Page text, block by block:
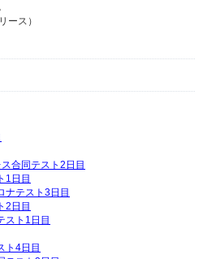
ース）
合同テスト2日目
1日目
ナテスト3日目
2日目
スト1日目
ト4日目